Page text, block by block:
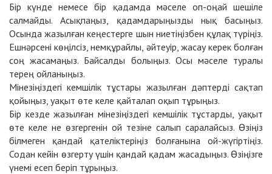
Бір күнде немесе бір қадамда мәселе оп-оңай шешіле
салмайды. Асықпаңыз, қадамдарыңызды нық басыңыз.
Осында жазылған кеңестерге шын ниетіңізбен құлақ түріңіз.
Ешнәрсені көңілсіз, немқұрайлы, әйтеуір, жасау керек болған
соң жасамаңыз. Байсалды болыңыз. Осы мәселе туралы
терең ойланыңыз.
Мінезіңіздегі кемшілік тұстары жазылған дәптерді сақтап
қойыңыз, уақыт өте келе қайталап оқып тұрыңыз.
Бір кезде жазылған мінезіңіздегі кемшілік тұстарды, уақыт
өте келе не өзгергенін ой тезіне салып саралайсыз. Өзіңіз
білмеген қандай қателіктеріңіз болғанына ой-жүгіртіңіз.
Содан кейін өзгерту үшін қандай қадам жасадыңыз. Өзіңізге
үнемі есеп беріп тұрыңыз.